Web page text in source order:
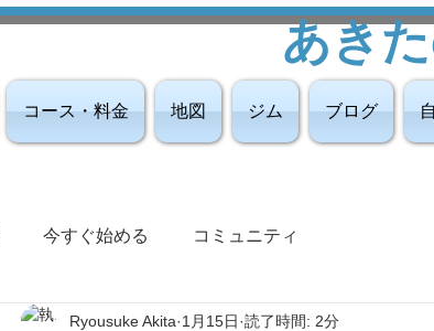
あき
コース・料金 地図 ジム ブログ
今すぐ始める コミュニティ
Ryousuke Akita 1月15日 読了時間: 2分